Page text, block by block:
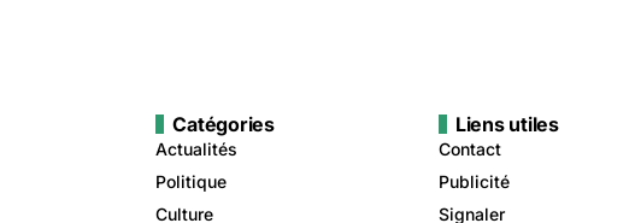
Catégories
Actualités
Politique
Culture
Liens utiles
Contact
Publicité
Signaler